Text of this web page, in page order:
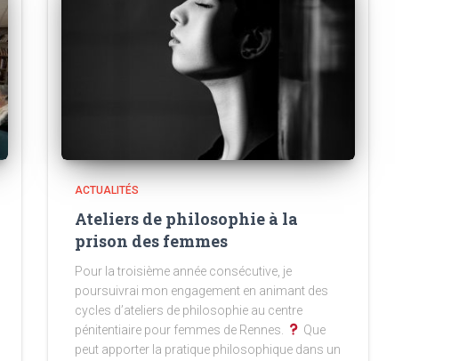
ACTUALITÉS
Ateliers de philosophie à la
prison des femmes
Pour la troisième année consécutive, je
poursuivrai mon engagement en animant des
cycles d’ateliers de philosophie au centre
pénitentiaire pour femmes de Rennes.
Que
peut apporter la pratique philosophique dans un